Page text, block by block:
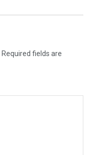
Required fields are